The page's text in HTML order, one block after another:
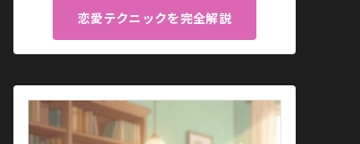
恋愛テクニックを完全解説